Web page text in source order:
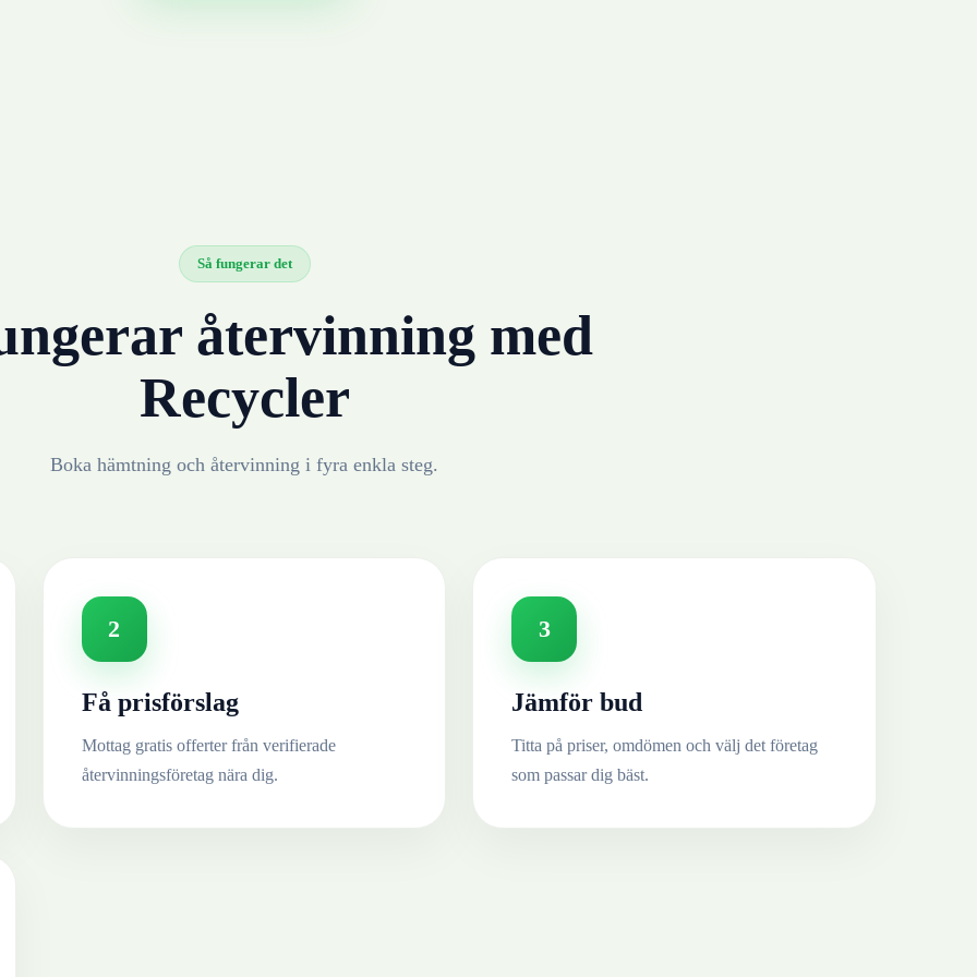
Så fungerar det
återvinning med
Recycler
Boka hämtning och återvinning i fyra enkla steg.
2
Få prisförslag
Mottag gratis offerter från verifierade
återvinningsföretag nära dig.
3
Jämför bud
Titta på priser, omdömen och välj det företag
som passar dig bäst.